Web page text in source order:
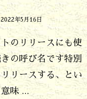
2022年5月16日
のリリースにも使
の呼び名です特別
リースする、とい
味 ...